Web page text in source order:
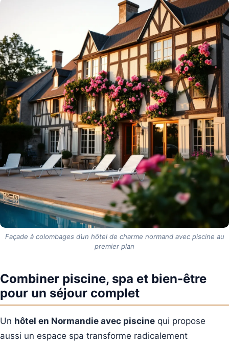
Façade à colombages d’un hôtel de charme normand avec piscine au
premier plan
Combiner piscine, spa et bien-être
pour un séjour complet
Un hôtel en Normandie avec piscine qui propose
aussi un espace spa transforme radicalement